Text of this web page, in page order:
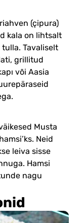
(çipura)
kala on lihtsalt
Tavaliselt
grillitud
või Aasia
Musta
Neid
leiva sisse
Hamsi
nagu